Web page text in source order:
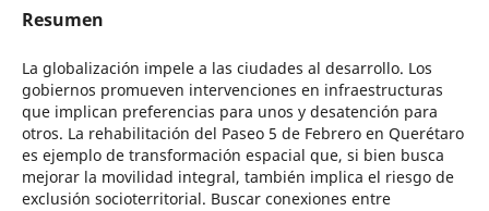
Resumen
La globalización impele a las ciudades al desarrollo. Los
gobiernos promueven intervenciones en infraestructuras
que implican preferencias para unos y desatención para
otros. La rehabilitación del Paseo 5 de Febrero en Querétaro
es ejemplo de transformación espacial que, si bien busca
mejorar la movilidad integral, también implica el riesgo de
exclusión socioterritorial. Buscar conexiones entre